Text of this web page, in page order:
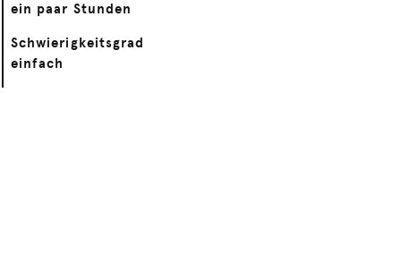
ein paar Stunden
Schwierigkeitsgrad
einfach